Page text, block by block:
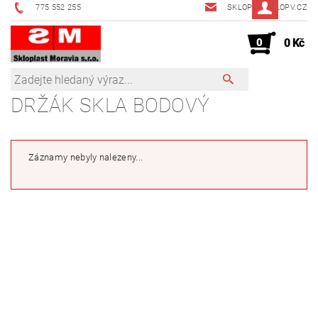
775 552 255 SKLOPV@SKLOPV.CZ
0 0 Kč
DRŽÁK SKLA BODOVÝ
Záznamy nebyly nalezeny...